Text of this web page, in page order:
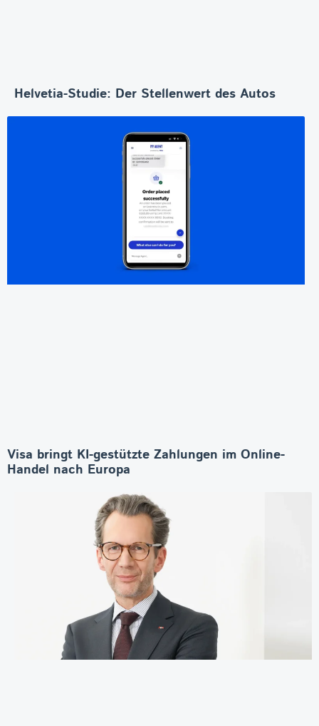
Helvetia-Studie: Der Stellenwert des Autos
Visa bringt KI-gestützte Zahlungen im Online-
Handel nach Europa